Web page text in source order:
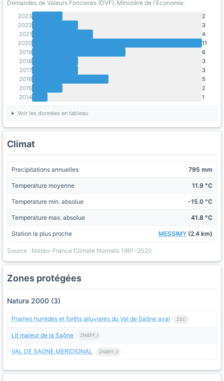
Demandes de Valeurs Foncieres (DVF), Ministère de l'Economie.
2023
2
2022
3
2021
4
2020
11
2019
6
2018
3
2017
3
2016
5
2015
2
2014
1
Voir les données en tableau
Climat
Precipitations annuelles 795 mm
Temperature moyenne 11.9 °C
Temperature min. absolue -15.0 °C
Temperature max. absolue 41.8 °C
Station la plus proche MESSIMY (2.4 km)
Source : Météo-France Climate Normals 1991-2020
Zones protégées
Natura 2000 (3)
Prairies humides et forêts alluviales du Val de Saône aval ZSC
Lit majeur de la Saône ZNIEFF_I
VAL DE SAONE MERIDIONAL ZNIEFF_II